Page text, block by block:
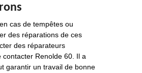
cas de tempêtes ou
des réparations de ces
des réparateurs
Renolde 60. Il a
garantir un travail de bonne